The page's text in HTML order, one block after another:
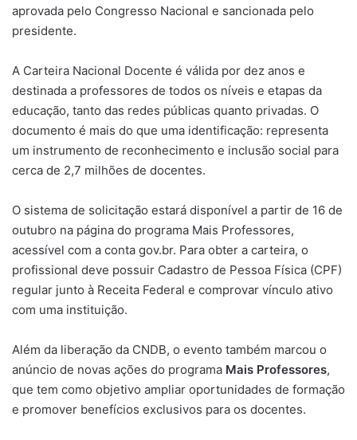
aprovada pelo Congresso Nacional e sancionada pelo
presidente.
A Carteira Nacional Docente é válida por dez anos e
destinada a professores de todos os níveis e etapas da
educação, tanto das redes públicas quanto privadas. O
documento é mais do que uma identificação: representa
um instrumento de reconhecimento e inclusão social para
cerca de 2,7 milhões de docentes.
O sistema de solicitação estará disponível a partir de 16 de
outubro na página do programa Mais Professores,
acessível com a conta gov.br. Para obter a carteira, o
profissional deve possuir Cadastro de Pessoa Física (CPF)
regular junto à Receita Federal e comprovar vínculo ativo
com uma instituição.
Além da liberação da CNDB, o evento também marcou o
anúncio de novas ações do programa Mais Professores,
que tem como objetivo ampliar oportunidades de formação
e promover benefícios exclusivos para os docentes.